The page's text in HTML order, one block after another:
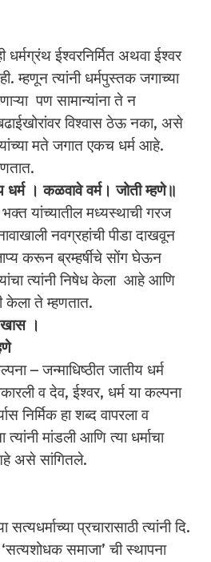
ईश्वरनिर्मित अथवा ईश्वर
म्हणून त्यांनी धर्मपुस्तक जगाच्या
पण सामान्यांना ते न
विश्वास ठेऊ नका, असे
मते जगात एकच धर्म आहे.
। कळवावे वर्म। जोती म्हणे॥
यांच्यातील मध्यस्थाची गरज
नवग्रहांची पीडा दाखवून
करून ब्रम्हर्षीचे सोंग घेऊन
त्यांनी निषेध केला आहे आणि
केला ते म्हणतात.
।
– जन्माधिष्ठीत जातीय धर्म
व देव, ईश्वर, धर्म या कल्पना
निर्मिक हा शब्द वापरला व
त्यांनी मांडली आणि त्या धर्माचा
असे सांगितले.
सत्यधर्माच्या प्रचारासाठी त्यांनी दि.
समाजा’ ची स्थापना